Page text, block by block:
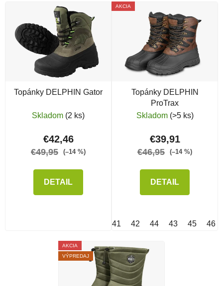
Výpis produktov
Topánky DELPHIN Gator
Skladom (2 ks)
€42,46
€49,95 (–14 %)
DETAIL
AKCIA
Topánky DELPHIN
ProTrax
Skladom (>5 ks)
€39,91
€46,95 (–14 %)
DETAIL
41 42 44 43 45 46
AKCIA
VÝPREDAJ